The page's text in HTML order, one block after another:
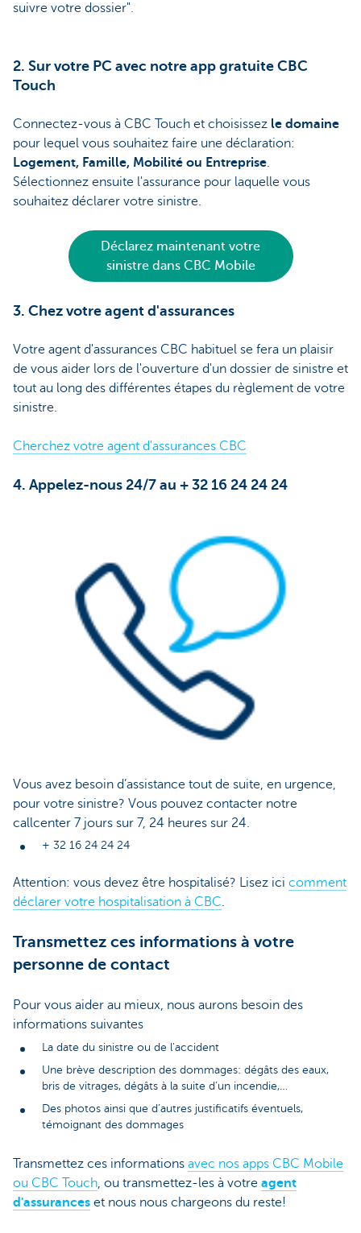
suivre votre dossier".
2. Sur votre PC avec notre app gratuite CBC
Touch
Connectez-vous à CBC Touch et choisissez le domaine
pour lequel vous souhaitez faire une déclaration:
Logement, Famille, Mobilité ou Entreprise.
Sélectionnez ensuite l'assurance pour laquelle vous
souhaitez déclarer votre sinistre.
Déclarez maintenant votre
sinistre dans CBC Mobile
3. Chez votre agent d'assurances
Votre agent d'assurances CBC habituel se fera un plaisir
de vous aider lors de l'ouverture d'un dossier de sinistre et
tout au long des différentes étapes du règlement de votre
sinistre.
Cherchez votre agent d'assurances CBC
4. Appelez-nous 24/7 au + 32 16 24 24 24
Vous avez besoin d’assistance tout de suite, en urgence,
pour votre sinistre? Vous pouvez contacter notre
callcenter 7 jours sur 7, 24 heures sur 24.
+ 32 16 24 24 24
Attention: vous devez être hospitalisé? Lisez ici comment
déclarer votre hospitalisation à CBC.
Transmettez ces informations à votre
personne de contact
Pour vous aider au mieux, nous aurons besoin des
informations suivantes
La date du sinistre ou de l'accident
Une brève description des dommages: dégâts des eaux,
bris de vitrages, dégâts à la suite d’un incendie,…
Des photos ainsi que d’autres justificatifs éventuels,
témoignant des dommages
Transmettez ces informations avec nos apps CBC Mobile
ou CBC Touch, ou transmettez-les à votre agent
d'assurances et nous nous chargeons du reste!